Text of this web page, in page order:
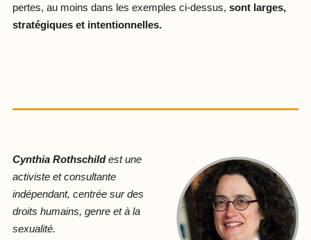
pertes, au moins dans les exemples ci-dessus, sont larges,
stratégiques et intentionnelles.
Cynthia Rothschildest une
activiste et consultante
indépendant, centrée sur des
droits humains, genre et à la
sexualité.